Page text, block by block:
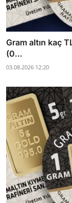
Gram altın kaç
(0...
03.08.2026 12:20